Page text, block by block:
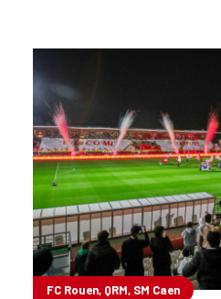
FC Rouen, QRM, SM Caen